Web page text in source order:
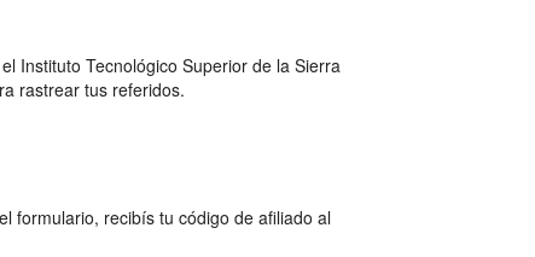
Instituto Tecnológico Superior de la Sierra
rastrear tus referidos.
formulario, recibís tu código de afiliado al